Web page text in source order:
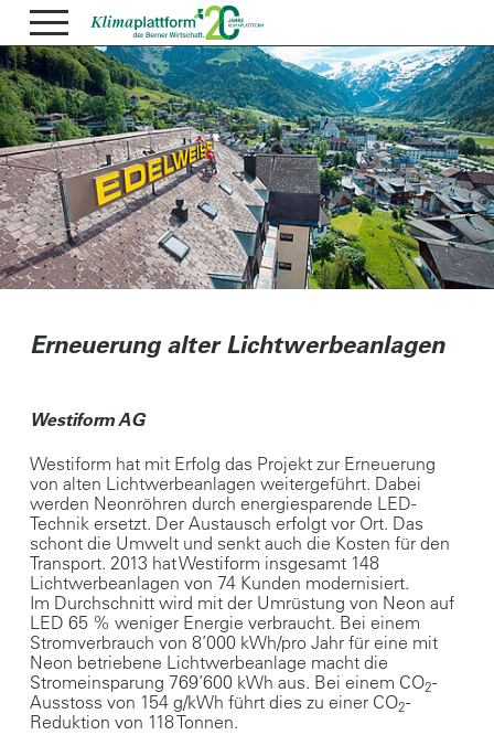
Erneuerung alter Lichtwerbeanlagen
Westiform AG
Westiform hat mit Erfolg das Projekt zur Erneuerung
von alten Lichtwerbeanlagen weitergeführt. Dabei
werden Neonröhren durch energiesparende LED-
Technik ersetzt. Der Austausch erfolgt vor Ort. Das
schont die Umwelt und senkt auch die Kosten für den
Transport. 2013 hat Westiform insgesamt 148
Lichtwerbeanlagen von 74 Kunden modernisiert.
Im Durchschnitt wird mit der Umrüstung von Neon auf
LED 65 % weniger Energie verbraucht. Bei einem
Stromverbrauch von 8’000 kWh/pro Jahr für eine mit
Neon betriebene Lichtwerbeanlage macht die
Stromeinsparung 769’600 kWh aus. Bei einem CO2-
Ausstoss von 154 g/kWh führt dies zu einer CO2-
Reduktion von 118 Tonnen.